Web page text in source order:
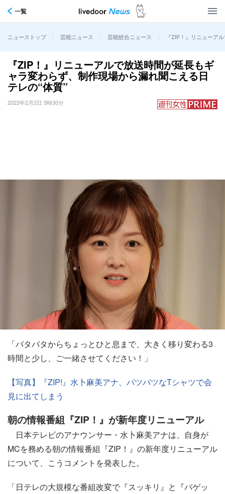
一覧
ニューストップ > 芸能ニュース > 芸能総合ニュース > 『ZIP！』リニューア
『ZIP！』リニューアルで放送時間が延長もギ
ャラ変わらず、制作現場から漏れ聞こえる日
テレの“体質”
2023年2月2日 5時30分
「バタバタからちょっとひと息まで、大きく移り変わる3
時間と少し、ご一緒させてください！」
【写真】『ZIP!』水卜麻美アナ、パツパツなTシャツで会
見に出てしまう
朝の情報番組『ZIP！』が新年度リニューアル
日本テレビのアナウンサー・水卜麻美アナは、自身が
MCを務める朝の情報番組『ZIP！』の新年度リニューアル
について、こうコメントを発表した。
「日テレの大規模な番組改変で『スッキリ』と『バゲッ